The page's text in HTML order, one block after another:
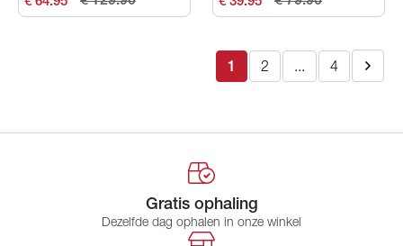
1 2 ... 4
Gratis ophaling
Dezelfde dag ophalen in onze winkel